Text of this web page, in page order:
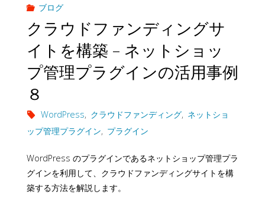
つ
い
消
費
税
税・
軽
減
ユ
ー
ザ
を
限
定
ブログ
クラウドファンディングサ
イトを構築 – ネットショッ
プ管理プラグインの活用事例
８
WordPress, クラウドファンディング, ネットショ
ップ管理プラグイン, プラグイン
WordPress のプラグインであるネットショップ管理プラ
グインを利用して、クラウドファンディングサイトを構
築する方法を解説します。